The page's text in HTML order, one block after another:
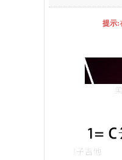
提示: